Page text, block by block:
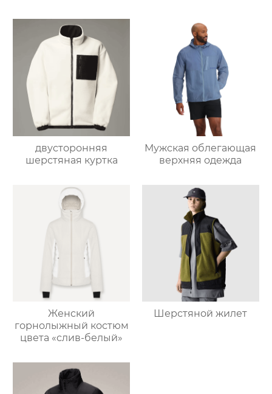
двусторонняя
шерстяная куртка
Мужская облегающая
верхняя одежда
Женский
горнолыжный костюм
цвета «слив-белый»
Шерстяной жилет